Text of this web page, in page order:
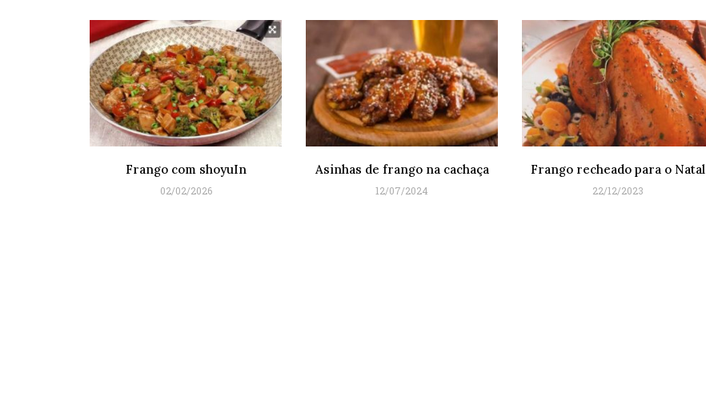
Frango com shoyuIn
02/02/2026
Asinhas de frango na cachaça
12/07/2024
Frango recheado para o Natal
22/12/2023